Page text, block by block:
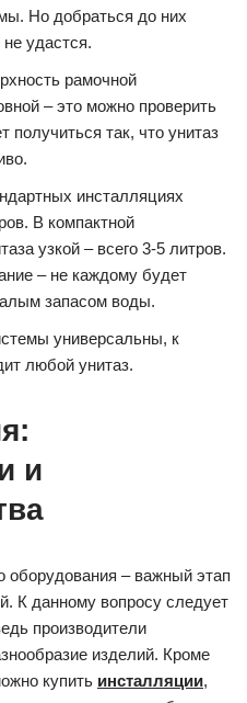
Но добраться до них
удастся.
рамочной
– это можно проверить
получиться так, что унитаз
инсталляциях
В компактной
узкой – всего 3-5 литров.
– не каждому будет
запасом воды.
универсальны, к
любой унитаз.
и
оборудования – важный этап
К данному вопросу следует
производители
изделий. Кроме
купить инсталляции,